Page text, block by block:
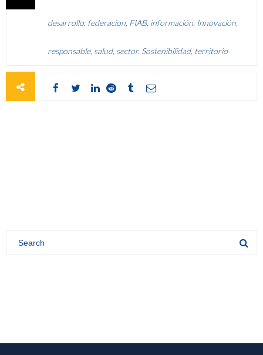
desarrollo federacion FIAB, información Innovación
responsable, salud, sector, Sostenibilidad, territorio